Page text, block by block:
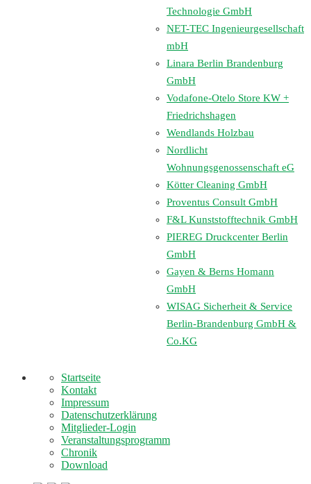
Technologie GmbH
NET-TEC Ingenieurgesellschaft
mbH
Linara Berlin Brandenburg
GmbH
Vodafone-Otelo Store KW +
Friedrichshagen
Wendlands Holzbau
Nordlicht
Wohnungsgenossenschaft eG
Kötter Cleaning GmbH
Proventus Consult GmbH
F&L Kunststofftechnik GmbH
PIEREG Druckcenter Berlin
GmbH
Gayen & Berns Homann
GmbH
WISAG Sicherheit & Service
Berlin-Brandenburg GmbH &
Co.KG
Startseite
Kontakt
Impressum
Datenschutzerklärung
Mitglieder-Login
Veranstaltungsprogramm
Chronik
Download